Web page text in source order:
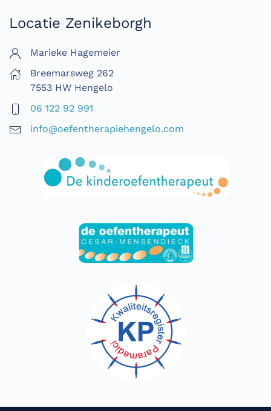
Locatie Zenikeborgh
Marieke Hagemeier
Breemarsweg 262
7553 HW Hengelo
06 122 92 991
info@oefentherapiehengelo.com